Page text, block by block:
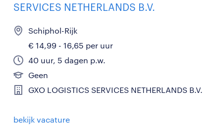
SERVICES NETHERLANDS B.V.
Schiphol-Rijk
€ 14,99 - 16,65 per uur
40 uur, 5 dagen p.w.
Geen
GXO LOGISTICS SERVICES NETHERLANDS B.V.
bekijk vacature